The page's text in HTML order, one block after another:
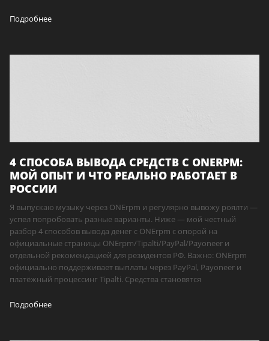
Подробнее
4 СПОСОБА ВЫВОДА СРЕДСТВ С ONERPM:
МОЙ ОПЫТ И ЧТО РЕАЛЬНО РАБОТАЕТ В
РОССИИ
Я выпускаю музыку через ONErpm и регулярно вывожу роялти —
успел попробовать разные варианты. Ниже — мой честный
разбор 4 способов вывода денег с ONErpm с опорой на
официальные страницы ONErpm/Tipalti/PayPal/Payoneer и
отдельной рекомендацией для резидентов РФ. Важно: ONErpm
официально поддерживает выплаты через PayPal, Payoneer и
платёжный процессинг Tipalti. Средства становятся
Подробнее